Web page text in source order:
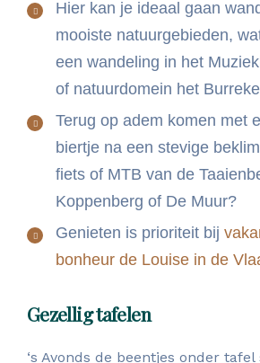
Hier kan je ideaal gaan
mooiste natuurgebieden,
een wandeling in het
of natuurdomein het
Terug op adem komen met
biertje na een stevige
fiets of MTB van de
Koppenberg of De Muur?
Genieten is prioriteit bij
bonheur de Louise in de
Gezellig tafelen
‘s Avonds de beentjes onder